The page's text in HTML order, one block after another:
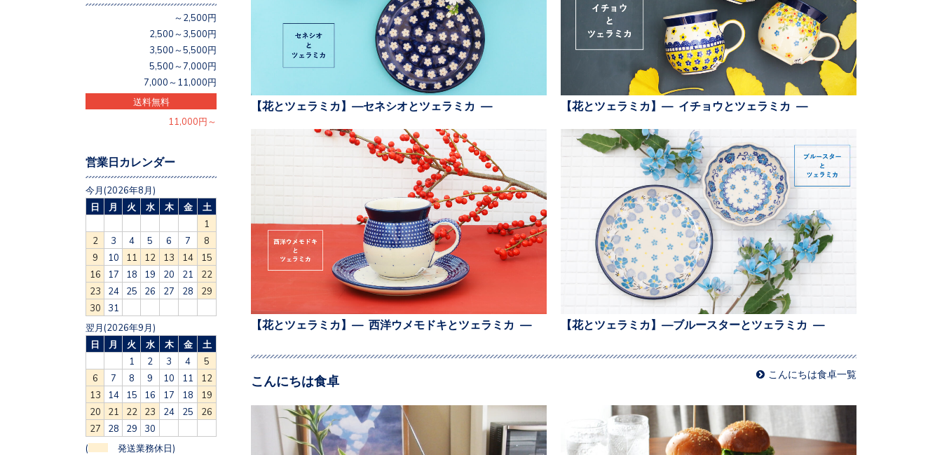
【花とツェラミカ】—セネシオとツェラミカ — 【花とツェラミカ】— イチョウとツェラミカ —
【花とツェラミカ】— 西洋ウメモドキとツェラミカ — 【花とツェラミカ】—ブルースターとツェラミカ —
こんにちは食卓 こんにちは食卓一覧
～2,500円
2,500～3,500円
3,500～5,500円
5,500～7,000円
7,000～11,000円
送料無料
11,000円～
営業日カレンダー
今月(2026年8月)
日
月 火 水 木 金
土
1
2
3 4 5 6 7
8
9
10 11 12 13 14
15
16
17 18 19 20 21
22
23
24 25 26 27 28
29
30
31
翌月(2026年9月)
日
月 火 水 木 金
土
1
2 3 4
5
6
7 8 9 10 11
12
13
14 15 16 17 18
19
20
21 22 23 24 25
26
27
28 29 30
( 発送業務休日)